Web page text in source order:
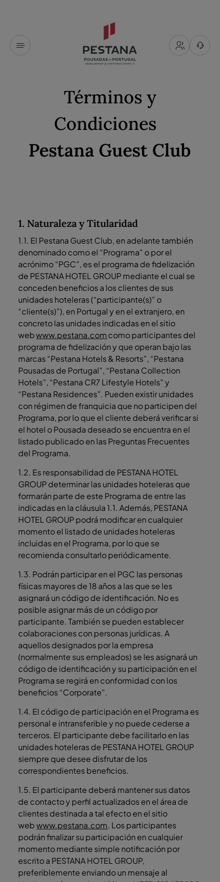
Términos y
Condiciones
Pestana Guest Club
1. Naturaleza y Titularidad
1.1. El Pestana Guest Club, en adelante también
denominado como el “Programa” o por el
acrónimo “PGC”, es el programa de fidelización
de PESTANA HOTEL GROUP mediante el cual se
conceden beneficios a los clientes de sus
unidades hoteleras (“participante(s)” o
“cliente(s)”), en Portugal y en el extranjero, en
concreto las unidades indicadas en el sitio
webwww.pestana.comcomo participantes del
programa de fidelización y que operan bajo las
marcas “Pestana Hotels & Resorts”, “Pestana
Pousadas de Portugal”, “Pestana Collection
Hotels”, “Pestana CR7 Lifestyle Hotels” y
“Pestana Residences”. Pueden existir unidades
con régimen de franquicia que no participen del
Programa, por lo que el cliente deberá verificar si
el hotel o Pousada deseado se encuentra en el
listado publicado en las Preguntas Frecuentes
del Programa.
1.2. Es responsabilidad de PESTANA HOTEL
GROUP determinar las unidades hoteleras que
formarán parte de este Programa de entre las
indicadas en la cláusula 1.1. Además, PESTANA
HOTEL GROUP podrá modificar en cualquier
momento el listado de unidades hoteleras
incluidas en el Programa, por lo que se
recomienda consultarlo periódicamente.
1.3. Podrán participar en el PGC las personas
físicas mayores de 18 años a las que se les
asignará un código de identificación. No es
posible asignar más de un código por
participante. También se pueden establecer
colaboraciones con personas jurídicas. A
aquellos designados por la empresa
(normalmente sus empleados) se les asignará un
código de identificación y su participación en el
Programa se regirá en conformidad con los
beneficios “Corporate”.
1.4. El código de participación en el Programa es
personal e intransferible y no puede cederse a
terceros. El participante debe facilitarlo en las
unidades hoteleras de PESTANA HOTEL GROUP
siempre que desee disfrutar de los
correspondientes beneficios.
1.5. El participante deberá mantener sus datos
de contacto y perfil actualizados en el área de
clientes destinada a tal efecto en el sitio
webwww.pestana.com. Los participantes
podrán finalizar su participación en cualquier
momento mediante simple notificación por
escrito a PESTANA HOTEL GROUP,
preferiblemente enviando un mensaje al